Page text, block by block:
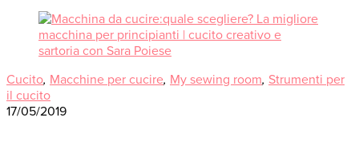
Cucito, Macchine per cucire, My sewing room, Strumenti per
il cucito
17/05/2019